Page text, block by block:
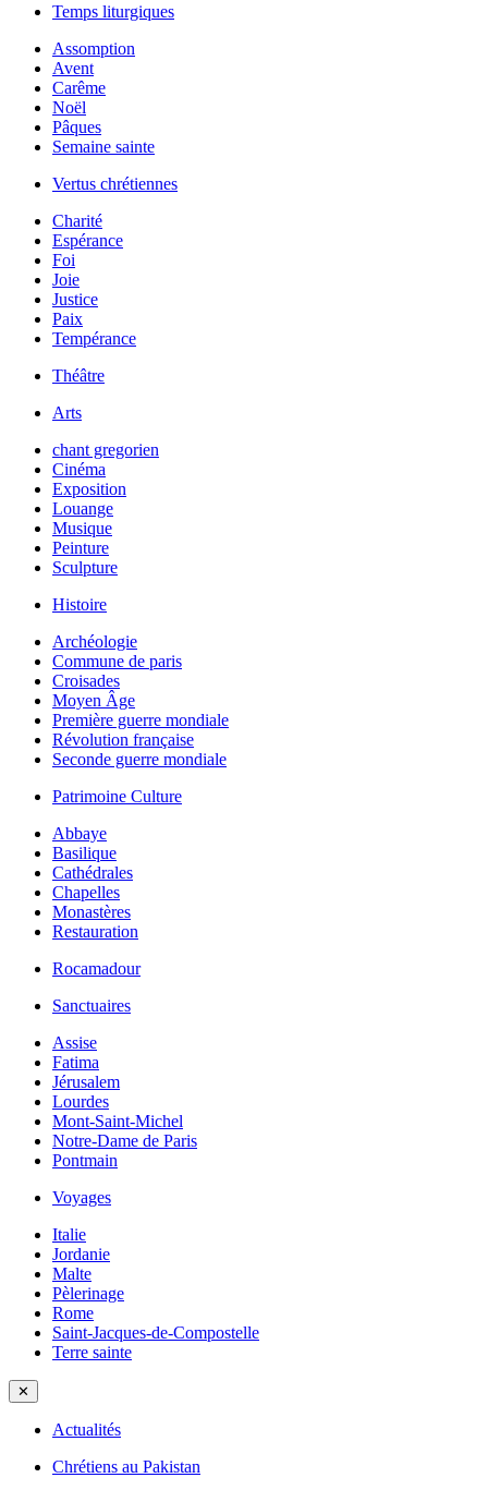
Temps liturgiques
Assomption
Avent
Carême
Noël
Pâques
Semaine sainte
Vertus chrétiennes
Charité
Espérance
Foi
Joie
Justice
Paix
Tempérance
Théâtre
Arts
chant gregorien
Cinéma
Exposition
Louange
Musique
Peinture
Sculpture
Histoire
Archéologie
Commune de paris
Croisades
Moyen Âge
Première guerre mondiale
Révolution française
Seconde guerre mondiale
Patrimoine Culture
Abbaye
Basilique
Cathédrales
Chapelles
Monastères
Restauration
Rocamadour
Sanctuaires
Assise
Fatima
Jérusalem
Lourdes
Mont-Saint-Michel
Notre-Dame de Paris
Pontmain
Voyages
Italie
Jordanie
Malte
Pèlerinage
Rome
Saint-Jacques-de-Compostelle
Terre sainte
✕
Actualités
Chrétiens au Pakistan